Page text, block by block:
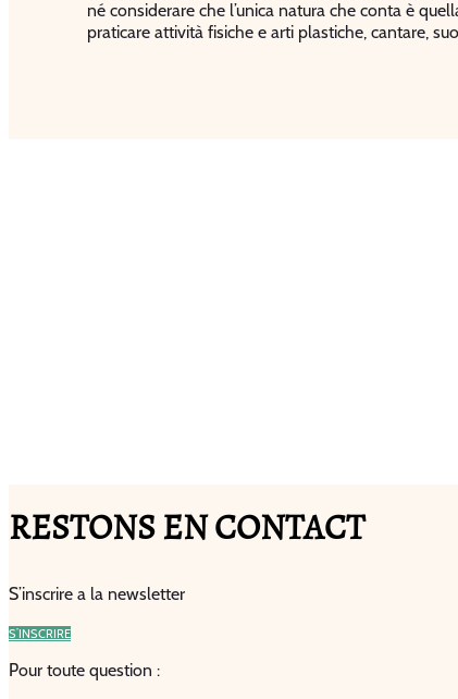
né considerare che l’unica natura che conta è
praticare attività fisiche e arti plastiche, cantare,
RESTONS EN CONTACT
S’inscrire a la newsletter
S’INSCRIRE
Pour toute question :